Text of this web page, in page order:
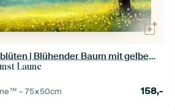
Baumblüten | Blühender Baum mit gelbem Blumenfeld
Laune
–75×50cm 158,-